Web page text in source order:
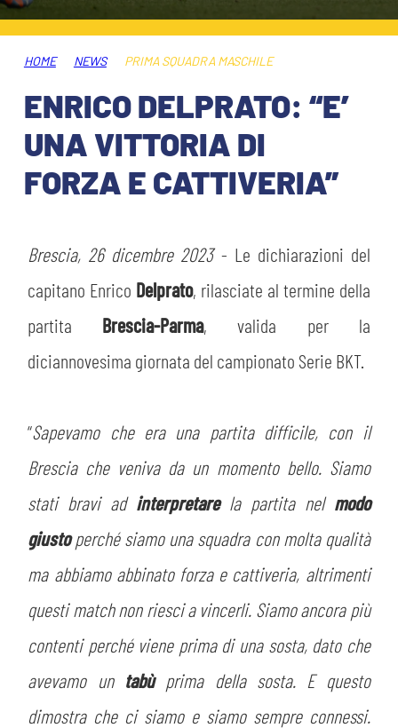
HOSPITALITY
MUSEUM CLUB EXPERIENCE
BIGLIETTI
ABBONAMENTI
INFO BIGLIETTI
TARDINI CARD
TRASFERTE
TICKET GIFT CARD
SHOP
ESPORTS
ORGANIGRAMMA
STORIA
MUTTI TRAINING CENTER
MUSEO
SLO
LAVORA CON NOI
INFORMATIVA FINANZIARIA
STADIO TARDINI
CSR
LEGENDS
PARTNER
HOME NEWS PRIMA SQUADRA MASCHILE
ENRICO DELPRATO: “E’
UNA VITTORIA DI
FORZA E CATTIVERIA”
Brescia, 26 dicembre 2023- Le dichiarazioni del
capitano Enrico Delprato, rilasciate al termine della
partita Brescia-Parma, valida per la
diciannovesima giornata del campionato Serie BKT.
“Sapevamo che era una partita difficile, con il
Brescia che veniva da un momento bello. Siamo
stati bravi ad interpretare la partita nel modo
giustoperché siamo una squadra con molta qualità
ma abbiamo abbinato forza e cattiveria, altrimenti
questi match non riesci a vincerli. Siamo ancora più
contenti perché viene prima di una sosta, dato che
avevamo un tabù prima della sosta. E questo
dimostra che ci siamo e siamo sempre connessi.